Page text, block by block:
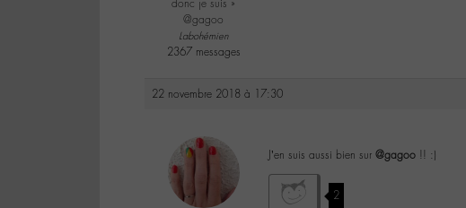
donc je suis »
@gagoo
Labohémien
2367 messages
22 novembre 2018 à 17:30
J’en suis aussi bien sur @gagoo !! :)
2